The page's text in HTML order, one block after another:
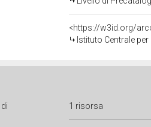
<https://w3id.org/
Istituto Centrale
di 1 risorsa